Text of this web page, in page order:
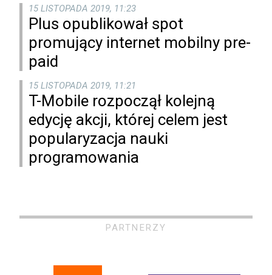
15 LISTOPADA 2019, 11:23
Plus opublikował spot
promujący internet mobilny pre-
paid
15 LISTOPADA 2019, 11:21
T-Mobile rozpoczął kolejną
edycję akcji, której celem jest
popularyzacja nauki
programowania
PARTNERZY